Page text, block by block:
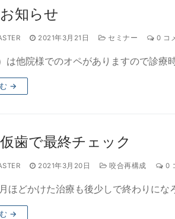
知らせ
2021年3月21日 セミナー 0 コ
は他院様でのオペがありますので診療
→
歯で最終チェック
2021年3月20日 咬合再構成 0
ほどかけた治療も後少しで終わりにな
→